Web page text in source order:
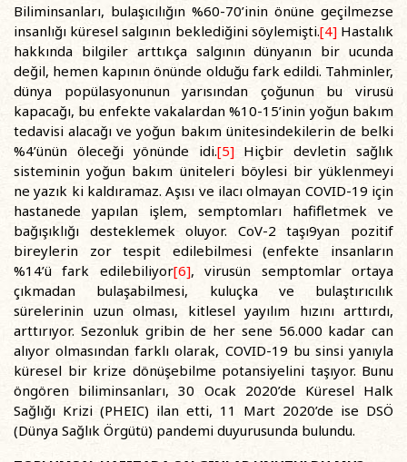
Biliminsanları, bulaşıcılığın %60-70’inin önüne geçilmezse
insanlığı küresel salgının beklediğini söylemişti.[4]Hastalık
hakkında bilgiler arttıkça salgının dünyanın bir ucunda
değil, hemen kapının önünde olduğu fark edildi. Tahminler,
dünya popülasyonunun yarısından çoğunun bu virusü
kapacağı, bu enfekte vakalardan %10-15’inin yoğun bakım
tedavisi alacağı ve yoğun bakım ünitesindekilerin de belki
%4’ünün öleceği yönünde idi.[5]Hiçbir devletin sağlık
sisteminin yoğun bakım üniteleri böylesi bir yüklenmeyi
ne yazık ki kaldıramaz. Aşısı ve ilacı olmayan COVID-19 için
hastanede yapılan işlem, semptomları hafifletmek ve
bağışıklığı desteklemek oluyor. CoV-2 taşı9yan pozitif
bireylerin zor tespit edilebilmesi (enfekte insanların
%14’ü fark edilebiliyor[6], virusün semptomlar ortaya
çıkmadan bulaşabilmesi, kuluçka ve bulaştırıcılık
sürelerinin uzun olması, kitlesel yayılım hızını arttırdı,
arttırıyor. Sezonluk gribin de her sene 56.000 kadar can
alıyor olmasından farklı olarak, COVID-19 bu sinsi yanıyla
küresel bir krize dönüşebilme potansiyelini taşıyor. Bunu
öngören biliminsanları, 30 Ocak 2020’de Küresel Halk
Sağlığı Krizi (PHEIC) ilan etti, 11 Mart 2020’de ise DSÖ
(Dünya Sağlık Örgütü) pandemi duyurusunda bulundu.